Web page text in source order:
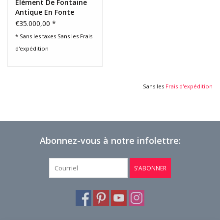
Élément De Fontaine
Antique En Fonte
€35.000,00 *
* Sans les taxes Sans les Frais
d'expédition
Sans les Frais d'expédition
Abonnez-vous à notre infolettre:
S'ABONNER